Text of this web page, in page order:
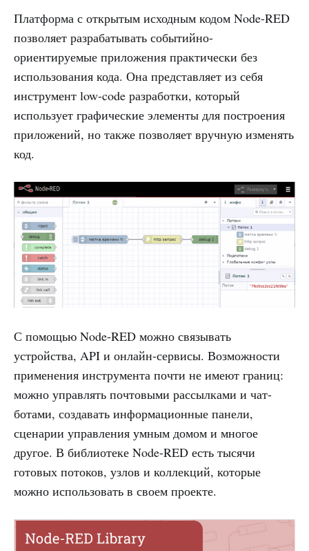
Платформа с открытым исходным кодом Node-RED
позволяет разрабатывать событийно-
ориентируемые приложения практически без
использования кода. Она представляет из себя
инструмент low-code разработки, который
использует графические элементы для построения
приложений, но также позволяет вручную изменять
код.
С помощью Node-RED можно связывать
устройства, API и онлайн-сервисы. Возможности
применения инструмента почти не имеют границ:
можно управлять почтовыми рассылками и чат-
ботами, создавать информационные панели,
сценарии управления умным домом и многое
другое. В библиотеке Node-RED есть тысячи
готовых потоков, узлов и коллекций, которые
можно использовать в своем проекте.